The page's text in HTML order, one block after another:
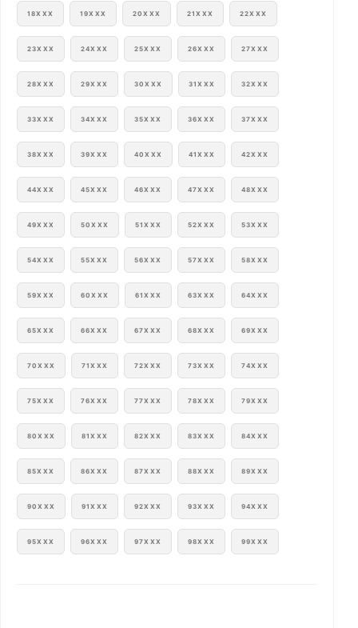
18XXX 19XXX 20XXX 21XXX 22XXX
23XXX 24XXX 25XXX 26XXX 27XXX
28XXX 29XXX 30XXX 31XXX 32XXX
33XXX 34XXX 35XXX 36XXX 37XXX
38XXX 39XXX 40XXX 41XXX 42XXX
44XXX 45XXX 46XXX 47XXX 48XXX
49XXX 50XXX 51XXX 52XXX 53XXX
54XXX 55XXX 56XXX 57XXX 58XXX
59XXX 60XXX 61XXX 63XXX 64XXX
65XXX 66XXX 67XXX 68XXX 69XXX
70XXX 71XXX 72XXX 73XXX 74XXX
75XXX 76XXX 77XXX 78XXX 79XXX
80XXX 81XXX 82XXX 83XXX 84XXX
85XXX 86XXX 87XXX 88XXX 89XXX
90XXX 91XXX 92XXX 93XXX 94XXX
95XXX 96XXX 97XXX 98XXX 99XXX